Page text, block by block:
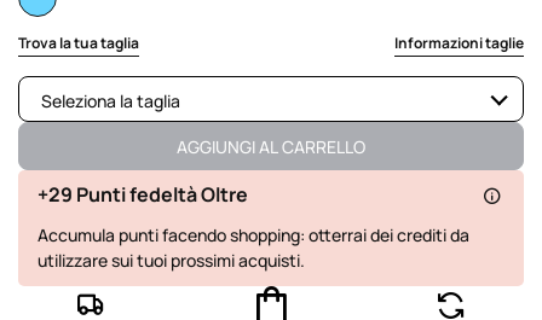
selected
Trova la tua taglia Informazioni taglie
Seleziona la taglia
Non disponibile Mostra articoli simili
Non disponibile Mostra articoli simili
Non disponibile Mostra articoli simili
AGGIUNGI AL CARRELLO
+29 Punti fedeltà Oltre
Accumula punti facendo shopping: otterrai dei crediti da
utilizzare sui tuoi prossimi acquisti.